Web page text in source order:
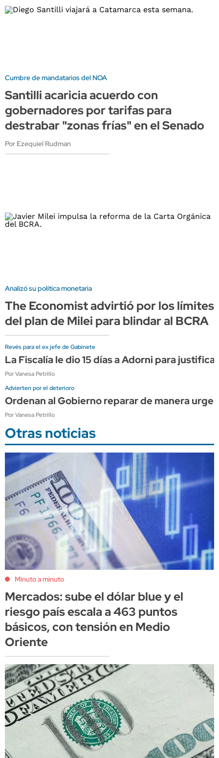
Cumbre de mandatarios del NOA
Santilli acaricia acuerdo con
gobernadores por tarifas para
destrabar "zonas frías" en el Senado
Por Ezequiel Rudman
Analizó su política monetaria
The Economist advirtió por los límites
del plan de Milei para blindar al BCRA
Revés para el ex jefe de Gabinete
La Fiscalía le dio 15 días a Adorni para
Por Vanesa Petrillo
Advierten por el deterioro
Ordenan al Gobierno reparar de manera
Por Vanesa Petrillo
Otras noticias
Minuto a minuto
Mercados: sube el dólar blue y el
riesgo país escala a 463 puntos
básicos, con tensión en Medio
Oriente